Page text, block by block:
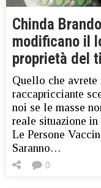
Chinda
modificano il
proprietà del
Quello che
raccapricciante
noi se le masse
reale situazione
Le Persone
Saranno…
0